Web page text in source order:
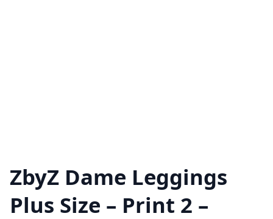
ZbyZ Dame Leggings
Plus Size – Print 2 –